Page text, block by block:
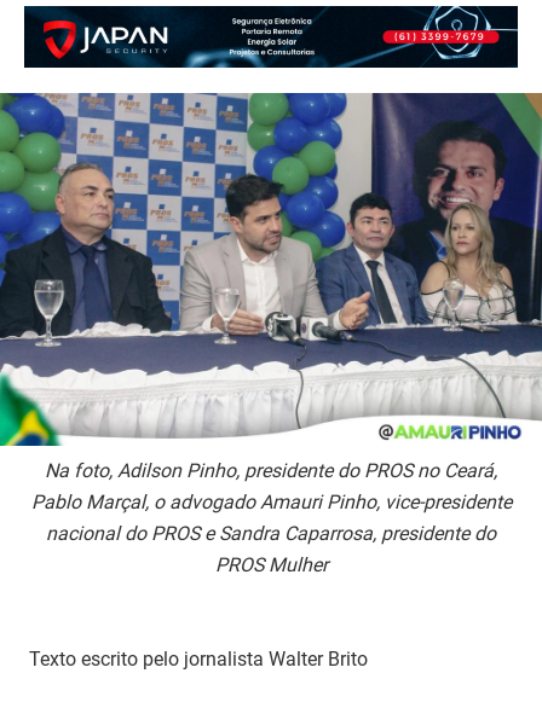
Na foto, Adilson Pinho, presidente do PROS no Ceará,
Pablo Marçal, o advogado Amauri Pinho, vice-presidente
nacional do PROS e Sandra Caparrosa, presidente do
PROS Mulher
Texto escrito pelo jornalista Walter Brito